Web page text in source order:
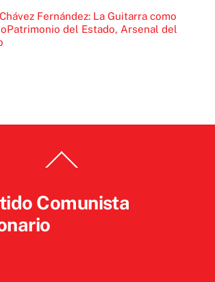
Fernández: La Guitarra como
del Estado, Arsenal del
To
Comunista